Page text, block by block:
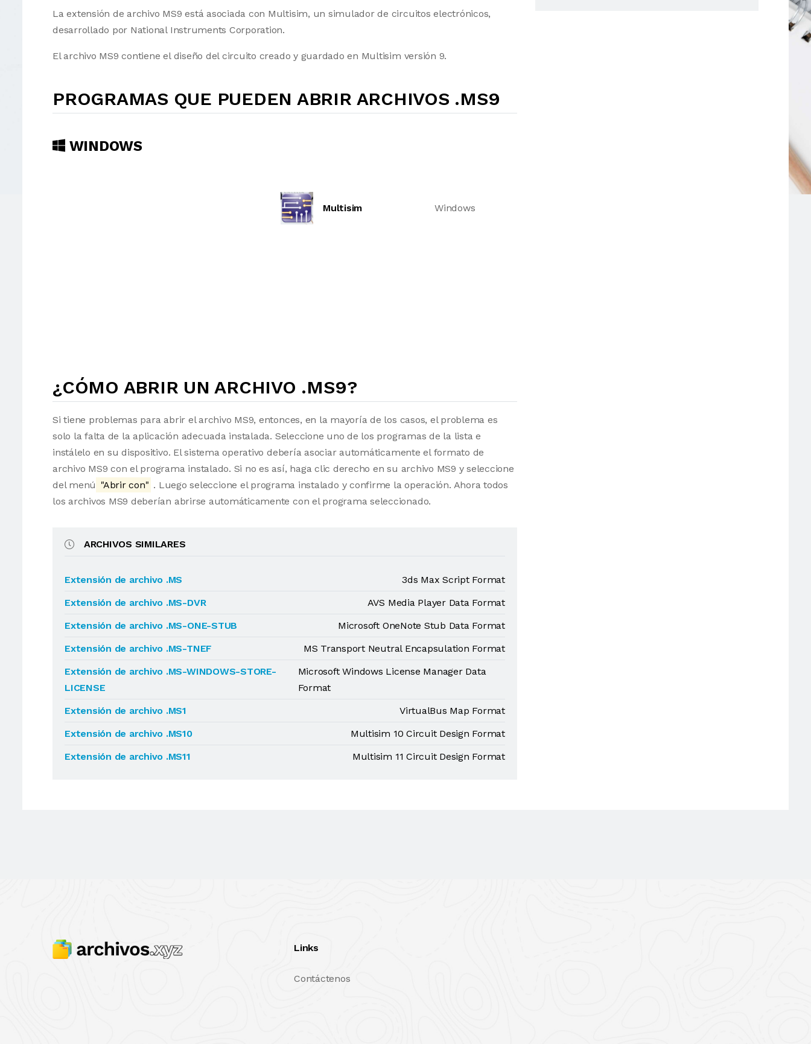
La extensión de archivo MS9 está asociada con Multisim, un simulador de circuitos electrónicos,
desarrollado por National Instruments Corporation.
El archivo MS9 contiene el diseño del circuito creado y guardado en Multisim versión 9.
PROGRAMAS QUE PUEDEN ABRIR ARCHIVOS .MS9
WINDOWS
Multisim Windows
¿CÓMO ABRIR UN ARCHIVO .MS9?
Si tiene problemas para abrir el archivo MS9, entonces, en la mayoría de los casos, el problema es
solo la falta de la aplicación adecuada instalada. Seleccione uno de los programas de la lista e
instálelo en su dispositivo. El sistema operativo debería asociar automáticamente el formato de
archivo MS9 con el programa instalado. Si no es así, haga clic derecho en su archivo MS9 y seleccione
del menú "Abrir con" . Luego seleccione el programa instalado y confirme la operación. Ahora todos
los archivos MS9 deberían abrirse automáticamente con el programa seleccionado.
ARCHIVOS SIMILARES
Extensión de archivo .MS
3ds Max Script Format
Extensión de archivo .MS-DVR
AVS Media Player Data Format
Extensión de archivo .MS-ONE-STUB
Microsoft OneNote Stub Data Format
Extensión de archivo .MS-TNEF
MS Transport Neutral Encapsulation Format
Extensión de archivo .MS-WINDOWS-STORE-
LICENSE
Microsoft Windows License Manager Data
Format
Extensión de archivo .MS1
VirtualBus Map Format
Extensión de archivo .MS10
Multisim 10 Circuit Design Format
Extensión de archivo .MS11
Multisim 11 Circuit Design Format
Links
Contáctenos